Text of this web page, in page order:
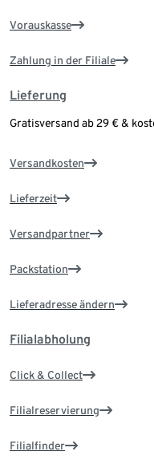
Vorauskasse
Zahlung in der Filiale
Lieferung
Gratisversand ab 29 € &
Versandkosten
Lieferzeit
Versandpartner
Packstation
Lieferadresse ändern
Filialabholung
Click & Collect
Filialreservierung
Filialfinder